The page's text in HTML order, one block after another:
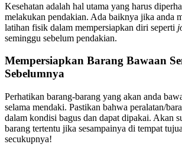
Kesehatan adalah hal utama yang harus
melakukan pendakian. Ada baiknya jika anda
latihan fisik dalam mempersiapkan diri seperti
seminggu sebelum pendakian.
Mempersiapkan Barang Bawaan
Sebelumnya
Perhatikan barang-barang yang akan anda
selama mendaki. Pastikan bahwa peralatan/
dalam kondisi bagus dan dapat dipakai. Akan
barang tertentu jika sesampainya di tempat
secukupnya!